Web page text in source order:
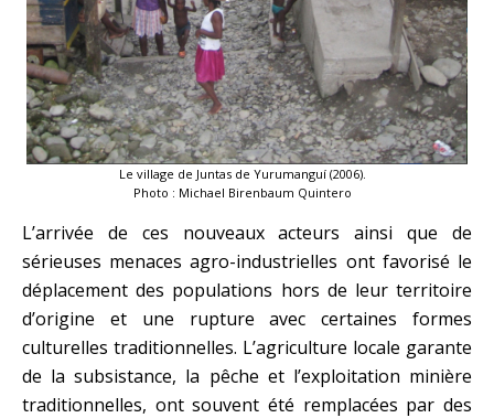
Le village de Juntas de Yurumanguí (2006).
Photo : Michael Birenbaum Quintero
L’arrivée de ces nouveaux acteurs ainsi que de
sérieuses menaces agro-industrielles ont favorisé le
déplacement des populations hors de leur territoire
d’origine et une rupture avec certaines formes
culturelles traditionnelles. L’agriculture locale garante
de la subsistance, la pêche et l’exploitation minière
traditionnelles, ont souvent été remplacées par des